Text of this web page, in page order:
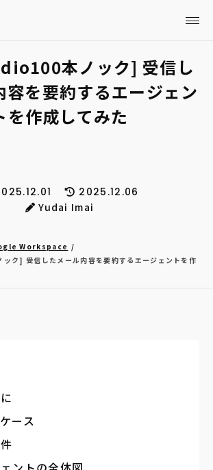
本ノック] 受信し
容を要約するエージェン
を作成してみた
2025.12.06
Yudai Imai
Workspace
ク] 受信したメール内容を要約するエージェントを作
ース